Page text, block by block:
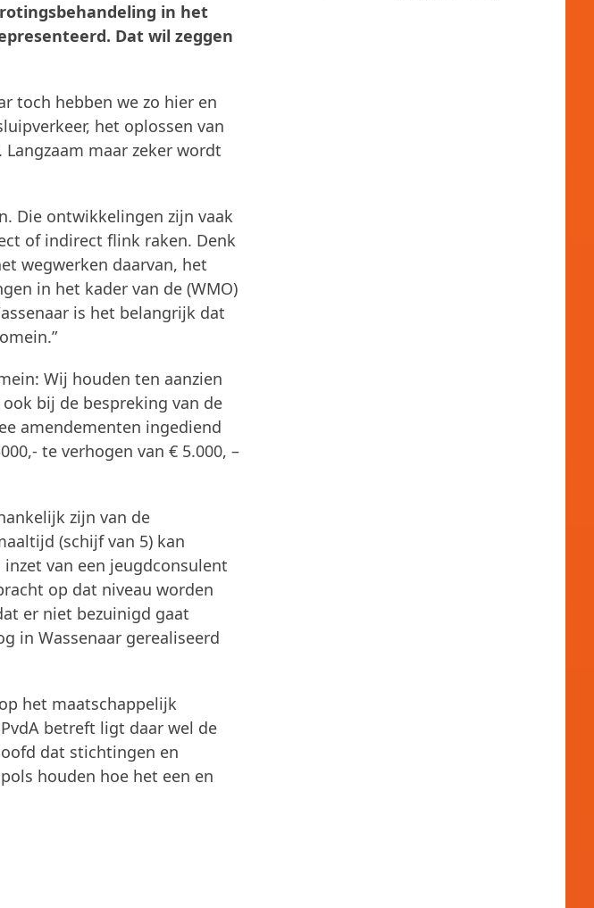
in het
Dat wil zeggen
toch hebben we zo hier en
het oplossen van
maar zeker wordt
Die ontwikkelingen zijn vaak
of indirect flink raken. Denk
wegwerken daarvan, het
in het kader van de (WMO)
is het belangrijk dat
Wij houden ten aanzien
bij de bespreking van de
amendementen ingediend
te verhogen van € 5.000, –
zijn van de
(schijf van 5) kan
van een jeugdconsulent
op dat niveau worden
er niet bezuinigd gaat
in Wassenaar gerealiseerd
het maatschappelijk
betreft ligt daar wel de
dat stichtingen en
houden hoe het een en